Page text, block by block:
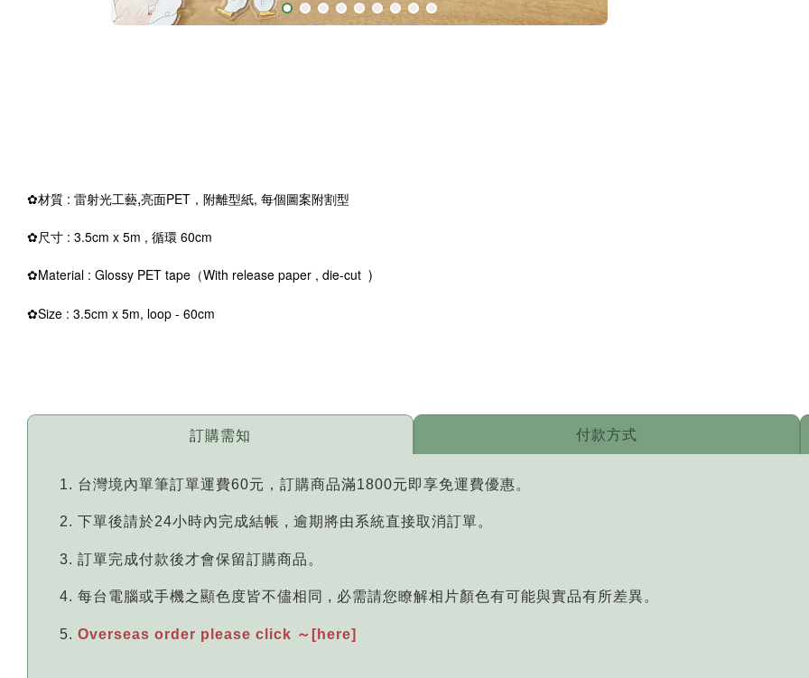
✿材質 : 雷射光工藝,亮面PET，附離型紙, 每個圖案附割型
✿尺寸 : 3.5cm x 5m , 循環 60cm
✿Material : Glossy PET tape （With release paper , die-cut )
✿Size : 3.5cm x 5m, loop - 60cm
訂購需知
台灣境內單筆訂單運費60元，訂購商品滿1800元即享免運費優惠。
下單後請於24小時內完成結帳 , 逾期將由系統直接取消訂單。
訂單完成付款後才會保留訂購商品。
每台電腦或手機之顯色度皆不儘相同 , 必需請您瞭解相片顏色有可能與實品有所差異。
Overseas order please click ～[here]
付款方式